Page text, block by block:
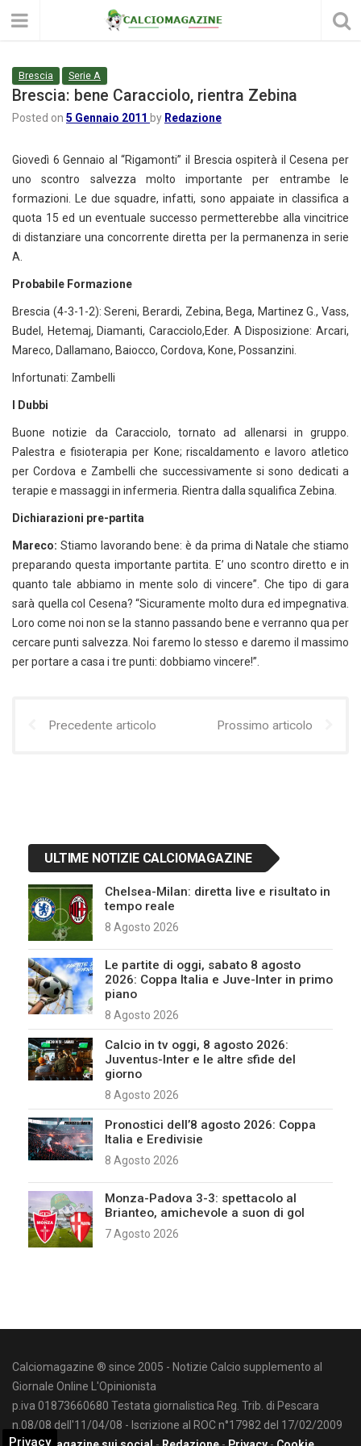
Brescia Serie A
Brescia: bene Caracciolo, rientra Zebina
Posted on 5 Gennaio 2011 by Redazione
Giovedì 6 Gennaio al “Rigamonti” il Brescia ospiterà il Cesena per
uno scontro salvezza molto importante per entrambe le
formazioni. Le due squadre, infatti, sono appaiate in classifica a
quota 15 ed un eventuale successo permetterebbe alla vincitrice
di distanziare una concorrente diretta per la permanenza in serie
A.
Probabile Formazione
Brescia (4-3-1-2): Sereni, Berardi, Zebina, Bega, Martinez G., Vass,
Budel, Hetemaj, Diamanti, Caracciolo,Eder. A Disposizione: Arcari,
Mareco, Dallamano, Baiocco, Cordova, Kone, Possanzini.
Infortunati: Zambelli
I Dubbi
Buone notizie da Caracciolo, tornato ad allenarsi in gruppo.
Palestra e fisioterapia per Kone; riscaldamento e lavoro atletico
per Cordova e Zambelli che successivamente si sono dedicati a
terapie e massaggi in infermeria. Rientra dalla squalifica Zebina.
Dichiarazioni pre-partita
Mareco: Stiamo lavorando bene: è da prima di Natale che stiamo
preparando questa importante partita. E’ uno scontro diretto e in
quanto tale abbiamo in mente solo di vincere”. Che tipo di gara
sarà quella col Cesena? “Sicuramente molto dura ed impegnativa.
Loro come noi non se la stanno passando bene e verranno qua per
cercare punti salvezza. Noi faremo lo stesso e daremo il massimo
per portare a casa i tre punti: dobbiamo vincere!”.
Precedente articolo Prossimo articolo
ULTIME NOTIZIE CALCIOMAGAZINE
Chelsea-Milan: diretta live e risultato in
tempo reale
8 Agosto 2026
Le partite di oggi, sabato 8 agosto
2026: Coppa Italia e Juve-Inter in primo
piano
8 Agosto 2026
Calcio in tv oggi, 8 agosto 2026:
Juventus-Inter e le altre sfide del
giorno
8 Agosto 2026
Pronostici dell’8 agosto 2026: Coppa
Italia e Eredivisie
8 Agosto 2026
Monza-Padova 3-3: spettacolo al
Brianteo, amichevole a suon di gol
7 Agosto 2026
Calciomagazine ® since 2005 - Notizie Calcio supplemento al
Giornale Online L'Opinionista
p.iva 01873660680 Testata giornalistica Reg. Trib. di Pescara
n.08/08 dell'11/04/08 - Iscrizione al ROC n°17982 del 17/02/2009
Privacy